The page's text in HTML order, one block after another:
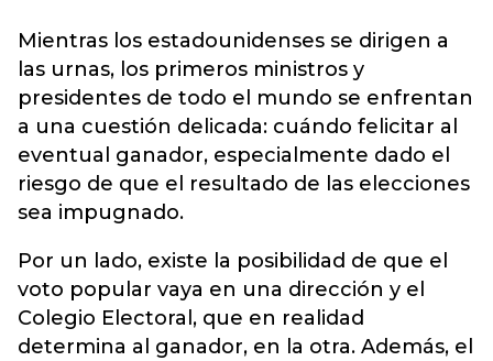
Mientras los estadounidenses se dirigen a
las urnas, los primeros ministros y
presidentes de todo el mundo se enfrentan
a una cuestión delicada: cuándo felicitar al
eventual ganador, especialmente dado el
riesgo de que el resultado de las elecciones
sea impugnado.
Por un lado, existe la posibilidad de que el
voto popular vaya en una dirección y el
Colegio Electoral, que en realidad
determina al ganador, en la otra. Además, el